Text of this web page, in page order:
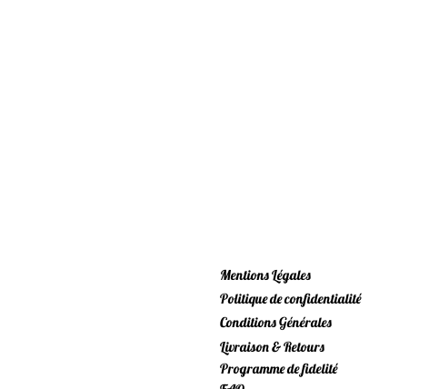
Mentions Légales
Politique de confidentialité
Conditions Générales
Livraison & Retours
Programme de fidelité